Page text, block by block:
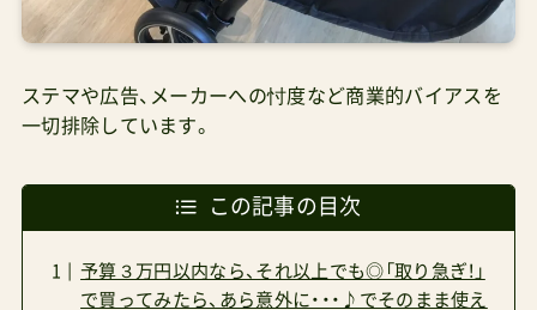
ステマや広告、メーカーへの忖度など商業的バイアスを
一切排除しています。
この記事の目次
予算３万円以内なら、それ以上でも◎「取り急ぎ！」
で買ってみたら、あら意外に・・・♪でそのまま使え